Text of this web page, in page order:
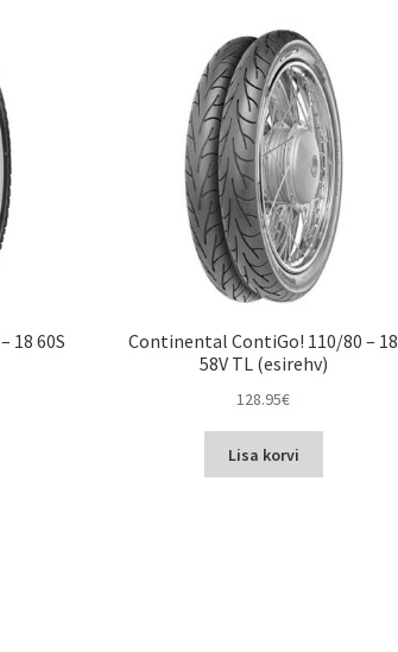
18 60S
Continental ContiGo! 110/80 – 18
58V TL (esirehv)
128.95€
Lisa korvi